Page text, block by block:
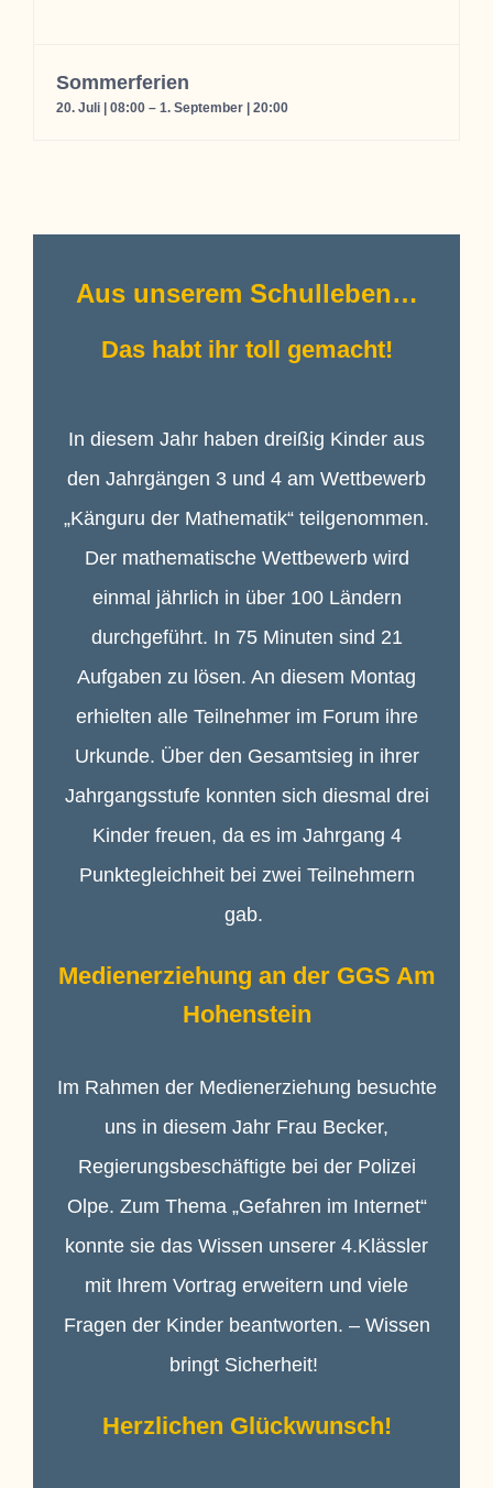
Sommerferien
20. Juli | 08:00 – 1. September | 20:00
Aus unserem Schulleben…
Das habt ihr toll gemacht!
In diesem Jahr haben dreißig Kinder aus
den Jahrgängen 3 und 4 am Wettbewerb
„Känguru der Mathematik“ teilgenommen.
Der mathematische Wettbewerb wird
einmal jährlich in über 100 Ländern
durchgeführt. In 75 Minuten sind 21
Aufgaben zu lösen. An diesem Montag
erhielten alle Teilnehmer im Forum ihre
Urkunde. Über den Gesamtsieg in ihrer
Jahrgangsstufe konnten sich diesmal drei
Kinder freuen, da es im Jahrgang 4
Punktegleichheit bei zwei Teilnehmern
gab.
Medienerziehung an der GGS Am
Hohenstein
Im Rahmen der Medienerziehung besuchte
uns in diesem Jahr Frau Becker,
Regierungsbeschäftigte bei der Polizei
Olpe. Zum Thema „Gefahren im Internet“
konnte sie das Wissen unserer 4.Klässler
mit Ihrem Vortrag erweitern und viele
Fragen der Kinder beantworten. – Wissen
bringt Sicherheit!
Herzlichen Glückwunsch!